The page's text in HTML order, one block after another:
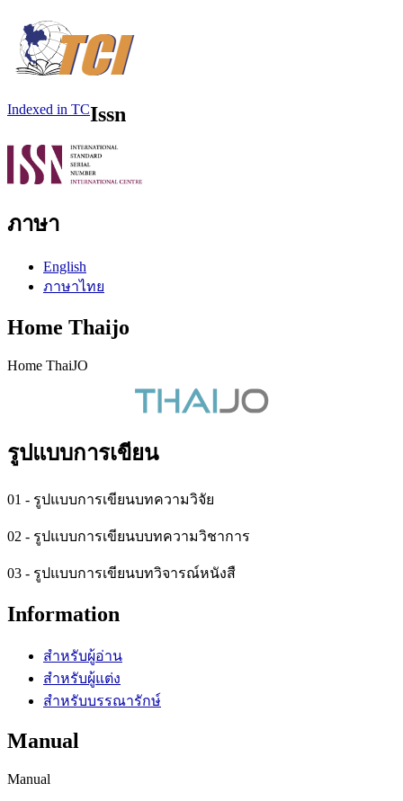
Indexed in TCIssn
ภาษา
English
ภาษาไทย
Home Thaijo
Home ThaiJO
รูปแบบการเขียน
01 - รูปแบบการเขียนบทความวิจัย
02 - รูปแบบการเขียนบบทความวิชาการ
03 - รูปแบบการเขียนบทวิจารณ์หนังสื
Information
สำหรับผู้อ่าน
สำหรับผู้แต่ง
สำหรับบรรณารักษ์
Manual
Manual